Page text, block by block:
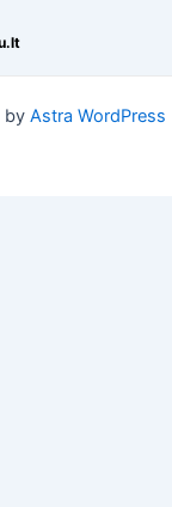
by Astra WordPress